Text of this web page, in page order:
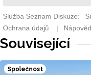
Související
Společnost